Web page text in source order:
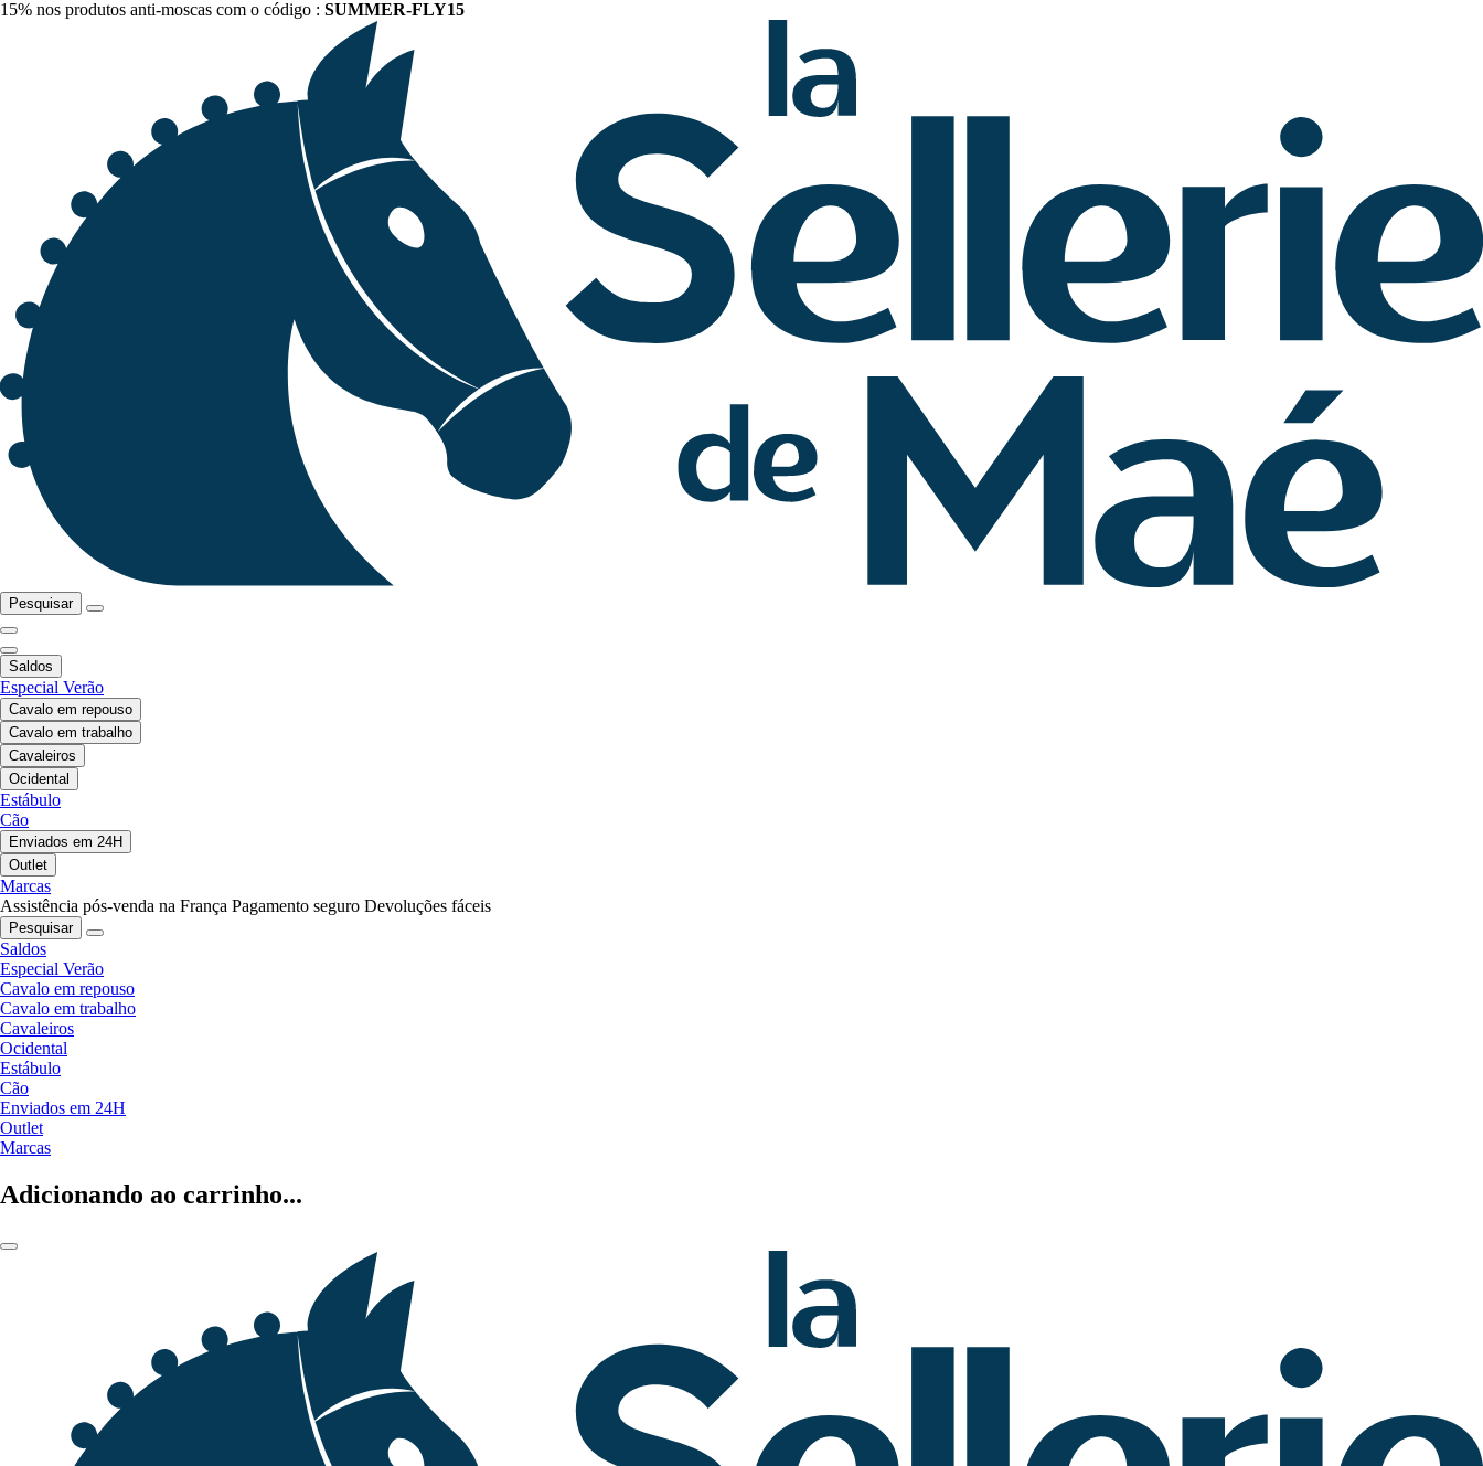
15% nos produtos anti-moscas com o código : SUMMER-FLY15
Pesquisar
Saldos
Especial Verão
Cavalo em repouso
Cavalo em trabalho
Cavaleiros
Ocidental
Estábulo
Cão
Enviados em 24H
Outlet
Marcas
Assistência pós-venda na França Pagamento seguro Devoluções fáceis
Pesquisar
Saldos
Especial Verão
Cavalo em repouso
Cavalo em trabalho
Cavaleiros
Ocidental
Estábulo
Cão
Enviados em 24H
Outlet
Marcas
Adicionando ao carrinho...